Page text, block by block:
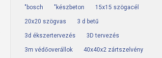
"bosch "készbeton 15x15 szögacél
20x20 szögvas 3 d betű
3d ékszertervezés 3D tervezés
3m védőoverállok 40x40x2 zártszelvény